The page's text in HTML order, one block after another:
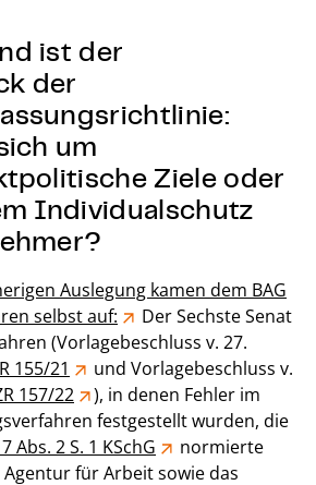
ist der
der
um
Ziele oder
Individualschutz
Auslegung kamen dem BAG
selbst auf:
Der Sechste Senat
(Vorlagebeschluss v. 27.
155/21
und Vorlagebeschluss v.
157/22
), in denen Fehler im
festgestellt wurden, die
Abs. 2 S. 1 KSchG
normierte
für Arbeit sowie das